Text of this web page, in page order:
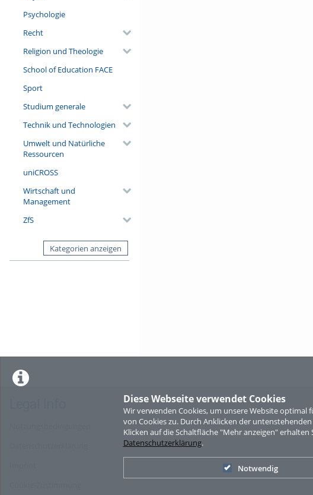
Diese Webseite verwendet Cookies
Wir verwenden Cookies, um unsere Website optimal
von Cookies zu. Durch Anklicken der
Klicken auf die Schaltfläche "Mehr anzeigen"
Datenschutzerklärung.
Notwendig
Psychologie
Recht
Religion und Theologie
School of Education FACE
Sport
Studium generale
Technik und Technologien
Umwelt und Natürliche
Ressourcen
uniCROSS
Wirtschaft und
Management
ZfS
Kategorien anzeigen